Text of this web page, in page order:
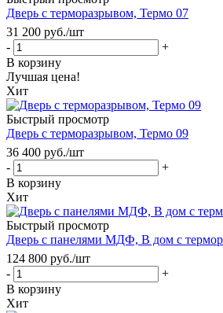
Дверь с терморазрывом, Термо 07
31 200 руб./шт
-
+
В корзину
Лучшая цена!
Хит
Быстрый просмотр
Дверь с терморазрывом, Термо 09
36 400 руб./шт
-
+
В корзину
Хит
Быстрый просмотр
Дверь с панелями МДФ, В дом с
124 800 руб./шт
-
+
В корзину
Хит